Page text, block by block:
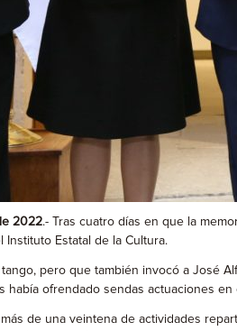
2022.- Tras cuatro días en que la
Estatal de la Cultura.
pero que también invocó a José
había ofrendado sendas actuaciones
de una veintena de actividades